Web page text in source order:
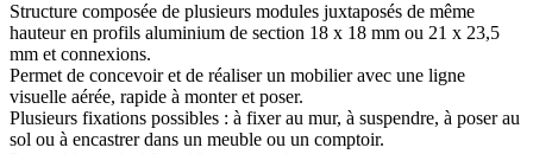
Structure composée de plusieurs modules juxtaposés de même
hauteur en profils aluminium de section 18 x 18 mm ou 21 x 23,5
mm et connexions.
Permet de concevoir et de réaliser un mobilier avec une ligne
visuelle aérée, rapide à monter et poser.
Plusieurs fixations possibles : à fixer au mur, à suspendre, à poser au
sol ou à encastrer dans un meuble ou un comptoir.